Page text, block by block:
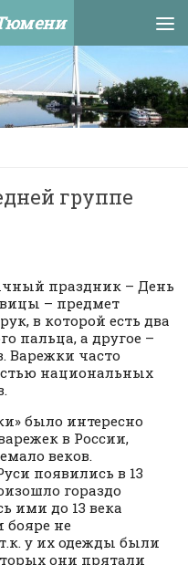
группе
праздник – День
– предмет
в которой есть два
пальца, а другое –
Варежки часто
национальных
было интересно
в России,
веков.
появились в 13
гораздо
ими до 13 века
бояре не
у их одежды были
они прятали